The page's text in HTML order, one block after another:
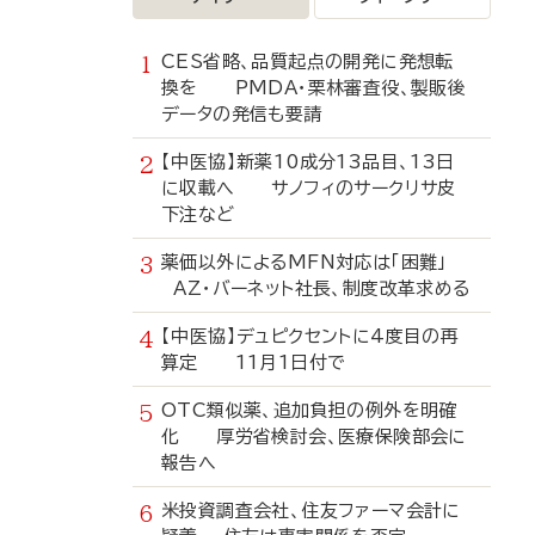
CES省略、品質起点の開発に発想転
換を PMDA・栗林審査役、製販後
データの発信も要請
【中医協】新薬10成分13品目、13日
に収載へ サノフィのサークリサ皮
下注など
薬価以外によるMFN対応は「困難」
AZ・バーネット社長、制度改革求める
【中医協】デュピクセントに4度目の再
算定 11月1日付で
OTC類似薬、追加負担の例外を明確
化 厚労省検討会、医療保険部会に
報告へ
米投資調査会社、住友ファーマ会計に